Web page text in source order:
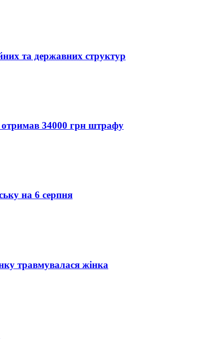
та державних структур
отримав 34000 грн штрафу
на 6 серпня
травмувалася жінка